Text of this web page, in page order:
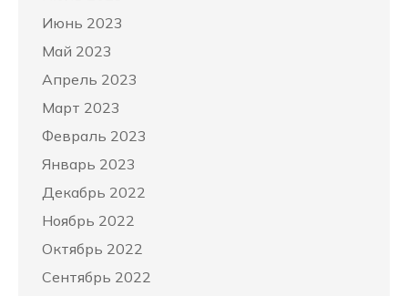
Июнь 2023
Май 2023
Апрель 2023
Март 2023
Февраль 2023
Январь 2023
Декабрь 2022
Ноябрь 2022
Октябрь 2022
Сентябрь 2022